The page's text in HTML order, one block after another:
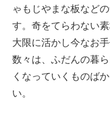
ゃもじやまな板など
す。奇をてらわない
大限に活かし今なお
数々は、ふだんの暮
くなっていくものば
い。